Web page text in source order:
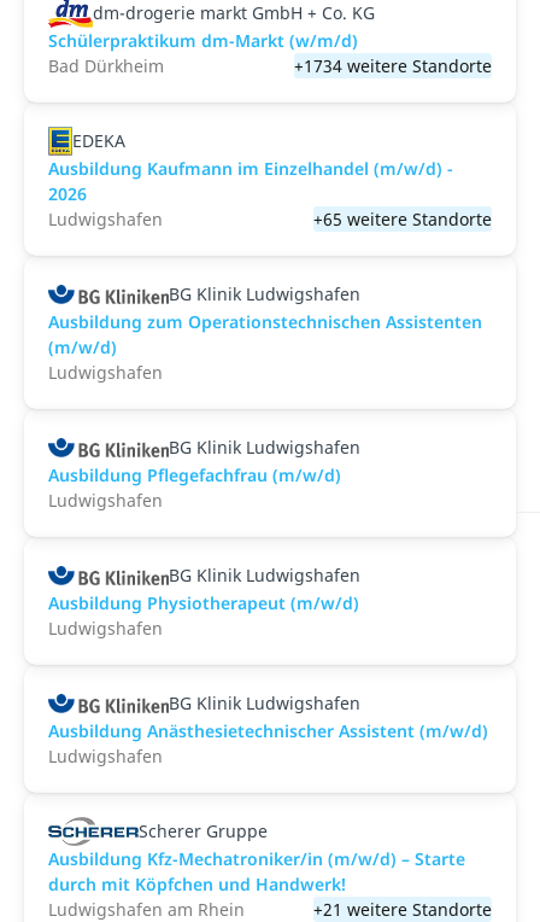
dm-drogerie markt GmbH + Co. KG
Schülerpraktikum dm-Markt (w/m/d)
Bad Dürkheim
+1734 weitere Standorte
EDEKA
Ausbildung Kaufmann im Einzelhandel (m/w/d) -
2026
Ludwigshafen
+65 weitere Standorte
BG Klinik Ludwigshafen
Ausbildung zum Operationstechnischen Assistenten
(m/w/d)
Ludwigshafen
BG Klinik Ludwigshafen
Ausbildung Pflegefachfrau (m/w/d)
Ludwigshafen
BG Klinik Ludwigshafen
Ausbildung Physiotherapeut (m/w/d)
Ludwigshafen
BG Klinik Ludwigshafen
Ausbildung Anästhesietechnischer Assistent (m/w/d)
Ludwigshafen
Scherer Gruppe
Ausbildung Kfz-Mechatroniker/in (m/w/d) – Starte
durch mit Köpfchen und Handwerk!
Ludwigshafen am Rhein
+21 weitere Standorte